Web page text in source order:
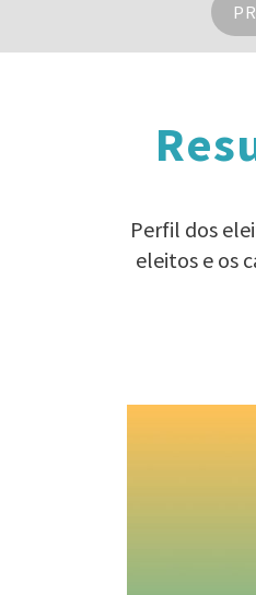
Perfil dos
eleitos e os